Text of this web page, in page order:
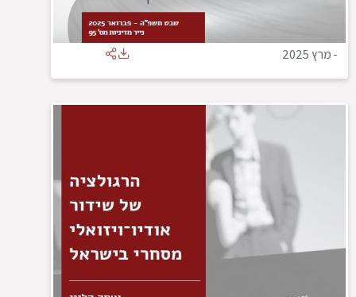
-מרץ 2025